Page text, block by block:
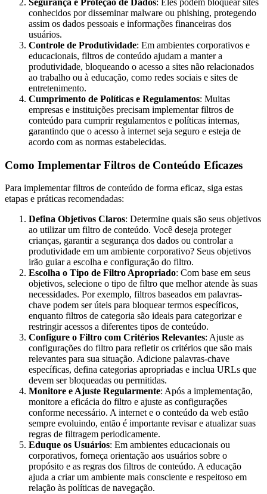
conhecidos por disseminar malware ou phishing, protegendo
assim os dados pessoais e informações financeiras dos
usuários.
Controle de Produtividade: Em ambientes corporativos e
educacionais, filtros de conteúdo ajudam a manter a
produtividade, bloqueando o acesso a sites não relacionados
ao trabalho ou à educação, como redes sociais e sites de
entretenimento.
Cumprimento de Políticas e Regulamentos: Muitas
empresas e instituições precisam implementar filtros de
conteúdo para cumprir regulamentos e políticas internas,
garantindo que o acesso à internet seja seguro e esteja de
acordo com as normas estabelecidas.
Como Implementar Filtros de Conteúdo Eficazes
Para implementar filtros de conteúdo de forma eficaz, siga estas
etapas e práticas recomendadas:
Defina Objetivos Claros: Determine quais são seus objetivos
ao utilizar um filtro de conteúdo. Você deseja proteger
crianças, garantir a segurança dos dados ou controlar a
produtividade em um ambiente corporativo? Seus objetivos
irão guiar a escolha e configuração do filtro.
Escolha o Tipo de Filtro Apropriado: Com base em seus
objetivos, selecione o tipo de filtro que melhor atende às suas
necessidades. Por exemplo, filtros baseados em palavras-
chave podem ser úteis para bloquear termos específicos,
enquanto filtros de categoria são ideais para categorizar e
restringir acessos a diferentes tipos de conteúdo.
Configure o Filtro com Critérios Relevantes: Ajuste as
configurações do filtro para refletir os critérios que são mais
relevantes para sua situação. Adicione palavras-chave
específicas, defina categorias apropriadas e inclua URLs que
devem ser bloqueadas ou permitidas.
Monitore e Ajuste Regularmente: Após a implementação,
monitore a eficácia do filtro e ajuste as configurações
conforme necessário. A internet e o conteúdo da web estão
sempre evoluindo, então é importante revisar e atualizar suas
regras de filtragem periodicamente.
Eduque os Usuários: Em ambientes educacionais ou
corporativos, forneça orientação aos usuários sobre o
propósito e as regras dos filtros de conteúdo. A educação
ajuda a criar um ambiente mais consciente e respeitoso em
relação às políticas de navegação.